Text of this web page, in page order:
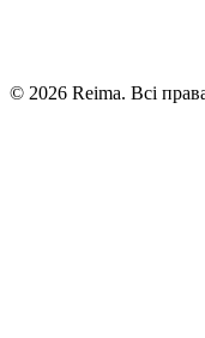
© 2026 Reima. Всі